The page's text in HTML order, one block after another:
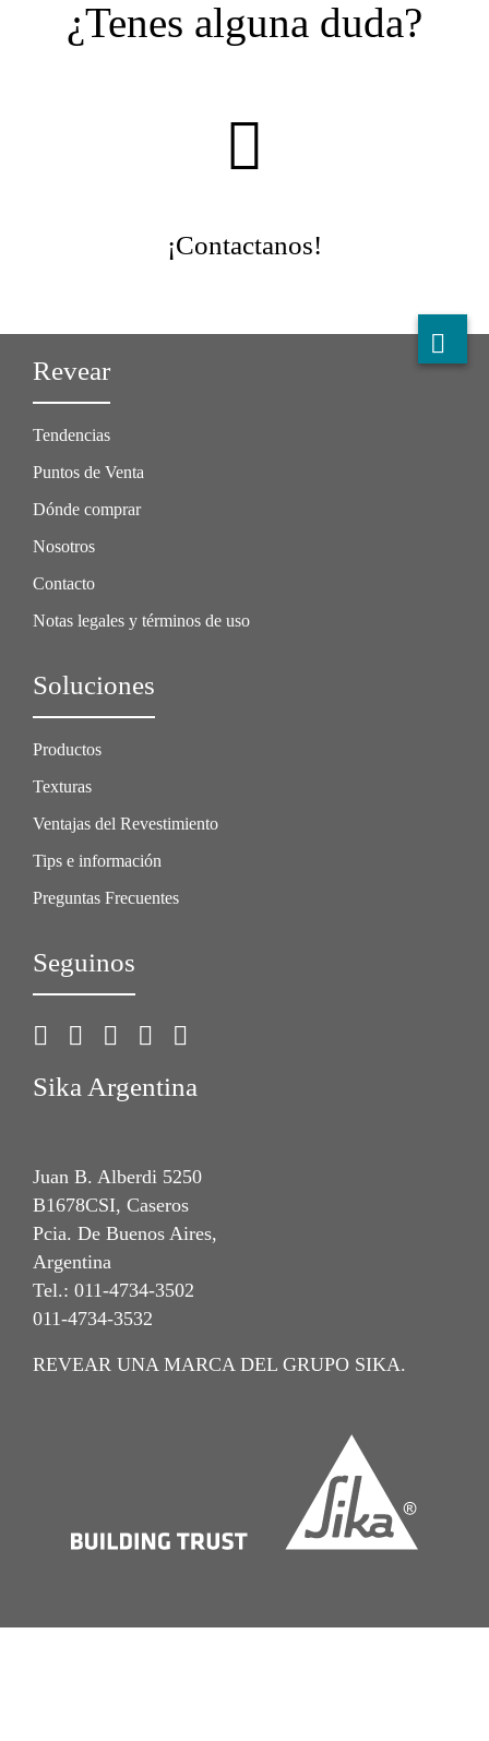
¿Tenes alguna duda?
¡Contactanos!
Revear
Tendencias
Puntos de Venta
Dónde comprar
Nosotros
Contacto
Notas legales y términos de uso
Soluciones
Productos
Texturas
Ventajas del Revestimiento
Tips e información
Preguntas Frecuentes
Seguinos
Sika Argentina
Juan B. Alberdi 5250
B1678CSI, Caseros
Pcia. De Buenos Aires,
Argentina
Tel.: 011-4734-3502
011-4734-3532
REVEAR UNA MARCA DEL GRUPO SIKA.